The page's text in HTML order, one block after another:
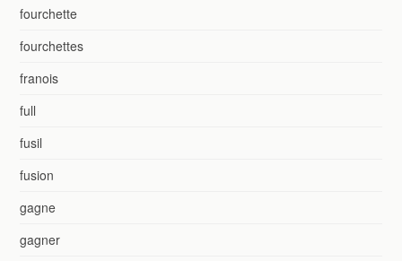
fourchette
fourchettes
franois
full
fusil
fusion
gagne
gagner